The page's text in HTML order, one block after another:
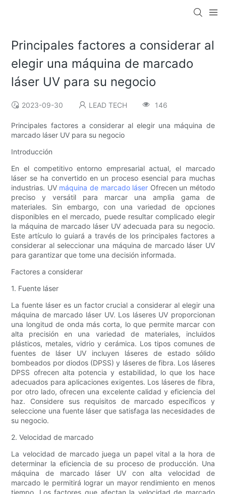
Principales factores a considerar al
elegir una máquina de marcado
láser UV para su negocio
2023-09-30 LEAD TECH 146
Principales factores a considerar al elegir una máquina de
marcado láser UV para su negocio
Introducción
En el competitivo entorno empresarial actual, el marcado
láser se ha convertido en un proceso esencial para muchas
industrias. UV máquina de marcado láser Ofrecen un método
preciso y versátil para marcar una amplia gama de
materiales. Sin embargo, con una variedad de opciones
disponibles en el mercado, puede resultar complicado elegir
la máquina de marcado láser UV adecuada para su negocio.
Este artículo lo guiará a través de los principales factores a
considerar al seleccionar una máquina de marcado láser UV
para garantizar que tome una decisión informada.
Factores a considerar
1. Fuente láser
La fuente láser es un factor crucial a considerar al elegir una
máquina de marcado láser UV. Los láseres UV proporcionan
una longitud de onda más corta, lo que permite marcar con
alta precisión en una variedad de materiales, incluidos
plásticos, metales, vidrio y cerámica. Los tipos comunes de
fuentes de láser UV incluyen láseres de estado sólido
bombeados por diodos (DPSS) y láseres de fibra. Los láseres
DPSS ofrecen alta potencia y estabilidad, lo que los hace
adecuados para aplicaciones exigentes. Los láseres de fibra,
por otro lado, ofrecen una excelente calidad y eficiencia del
haz. Considere sus requisitos de marcado específicos y
seleccione una fuente láser que satisfaga las necesidades de
su negocio.
2. Velocidad de marcado
La velocidad de marcado juega un papel vital a la hora de
determinar la eficiencia de su proceso de producción. Una
máquina de marcado láser UV con alta velocidad de
marcado le permitirá lograr un mayor rendimiento en menos